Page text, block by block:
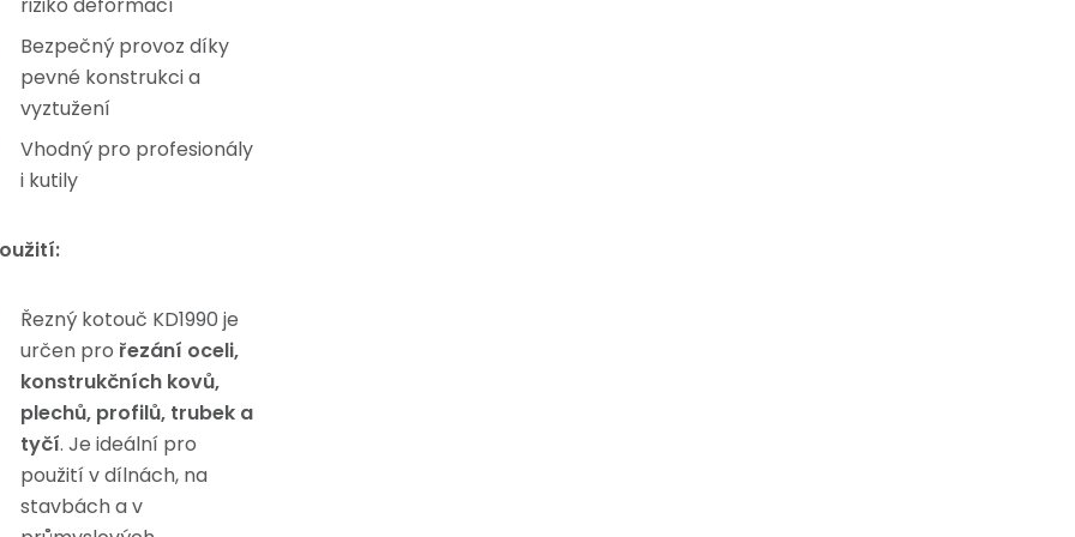
Bezpečný provoz díky
pevné konstrukci a
vyztužení
Vhodný pro profesionály
i kutily
Řezný kotouč KD1990 je
určen pro řezání oceli,
konstrukčních kovů,
plechů, profilů, trubek a
tyčí. Je ideální pro
použití v dílnách, na
stavbách a v